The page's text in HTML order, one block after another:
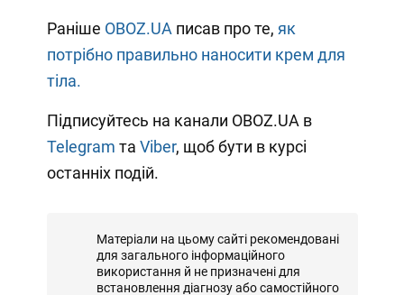
Раніше OBOZ.UA писав про те, як
потрібно правильно наносити крем для
тіла.
Підписуйтесь на канали OBOZ.UA в
Telegram та Viber, щоб бути в курсі
останніх подій.
Матеріали на цьому сайті рекомендовані
для загального інформаційного
використання й не призначені для
встановлення діагнозу або самостійного